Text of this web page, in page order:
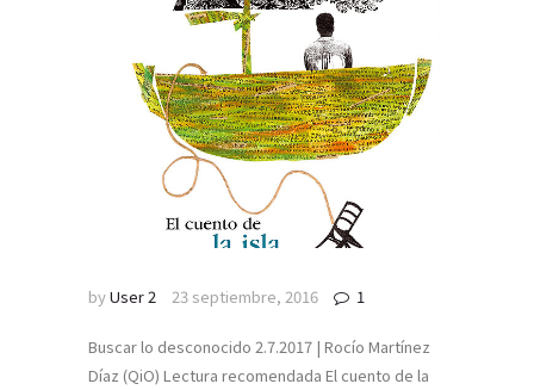
byUser 2 23 septiembre, 2016 1
Buscar lo desconocido 2.7.2017 | Rocío Martínez
Díaz (QiO) Lectura recomendada El cuento de la